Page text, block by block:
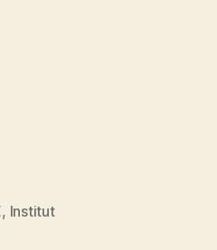
, Institut